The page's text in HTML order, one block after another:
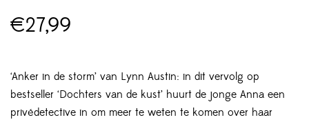
€27,99
‘Anker in de storm’ van Lynn Austin: in dit vervolg op
bestseller ‘Dochters van de kust’ huurt de jonge Anna een
privédetective in om meer te weten te komen over haar